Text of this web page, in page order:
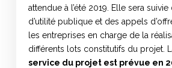
attendue à l’été 2019. Elle sera
d’utilité publique et des appels
les entreprises en charge de la
différents lots constitutifs du projet.
service du projet est prévue en